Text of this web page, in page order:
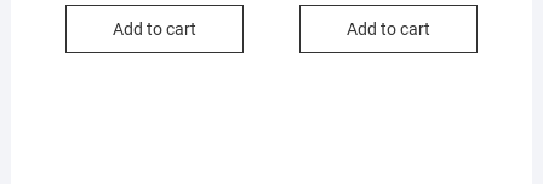
Add to cart Add to cart